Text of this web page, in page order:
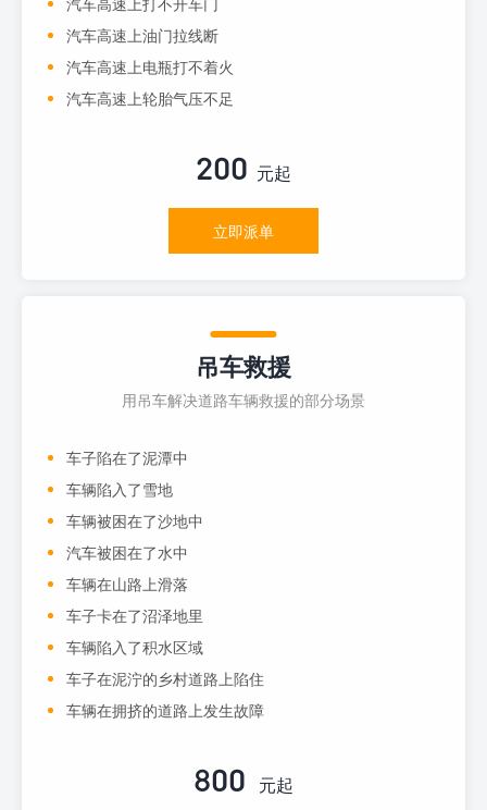
汽车高速上打不开车门
汽车高速上油门拉线断
汽车高速上电瓶打不着火
汽车高速上轮胎气压不足
200 元起
立即派单
吊车救援
用吊车解决道路车辆救援的部分场景
车子陷在了泥潭中
车辆陷入了雪地
车辆被困在了沙地中
汽车被困在了水中
车辆在山路上滑落
车子卡在了沼泽地里
车辆陷入了积水区域
车子在泥泞的乡村道路上陷住
车辆在拥挤的道路上发生故障
800 元起